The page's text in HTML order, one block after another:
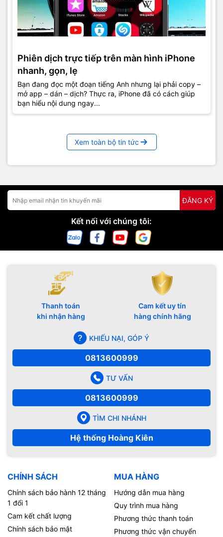
Phiên dịch trực tiếp trên màn hình iPhone
nhanh, gọn, lẹ
Bạn đang đọc một đoạn tiếng Anh nhưng lại phải copy –
mở app – dán – dịch? Thực ra, iPhone đã có cách giúp
bạn hiểu nội dung ngay...
Xem toàn bộ tin tức
ĐĂNG KÝ
Kết nối với chúng tôi:
Thanh toán
khi nhận hàng
Cam kết uy tín
hàng chính hãng
KHIẾU NẠI, GÓP Ý
0813600999
TƯ VẤN
0813600999
TÌM CHI NHÁNH
Hệ thống Hoàng Kiên
CHÍNH SÁCH
Chính sách bảo hành 12 tháng
1 đổi 1
Cam kết chất lượng
Chính sách bảo mật
MUA HÀNG
Hướng dẫn mua hàng
Quy trình mua hàng
Phương thức thanh toán
Phương thức vận chuyển